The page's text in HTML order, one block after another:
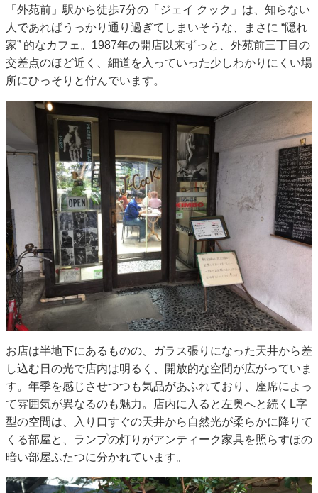
「外苑前」駅から徒歩7分の「ジェイ クック」は、知らない
人であればうっかり通り過ぎてしまいそうな、まさに “隠れ
家” 的なカフェ。1987年の開店以来ずっと、外苑前三丁目の
交差点のほど近く、細道を入っていった少しわかりにくい場
所にひっそりと佇んでいます。
お店は半地下にあるものの、ガラス張りになった天井から差
し込む日の光で店内は明るく、開放的な空間が広がっていま
す。年季を感じさせつつも気品があふれており、座席によっ
て雰囲気が異なるのも魅力。店内に入ると左奥へと続くL字
型の空間は、入り口すぐの天井から自然光が柔らかに降りて
くる部屋と、ランプの灯りがアンティーク家具を照らすほの
暗い部屋ふたつに分かれています。